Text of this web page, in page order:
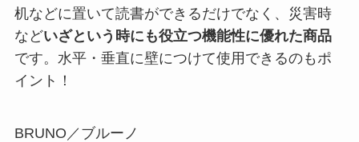
机などに置いて読書ができるだけでなく、災害時
などいざという時にも役立つ機能性に優れた商品
です。水平・垂直に壁につけて使用できるのもポ
イント！
BRUNO／ブルーノ